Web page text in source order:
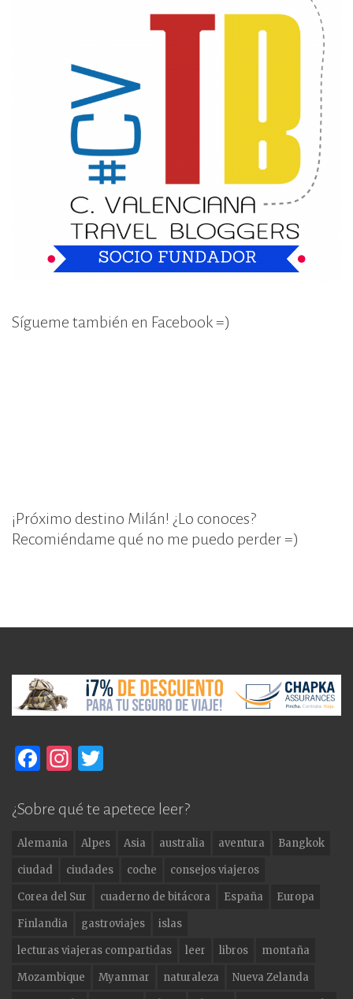
Sígueme también en Facebook =)
¡Próximo destino Milán! ¿Lo conoces?
Recomiéndame qué no me puedo perder =)
F
c
e
b
o
o
k
In
a
g
ra
m
it
te
r
¿Sobre qué te apetece leer?
Alemania Alpes Asia australia aventura
Bangkok
ciudad
ciudades coche
consejos viajeros
Corea del Sur
cuaderno de bitácora España
Europa
Finlandia
gastroviajes
islas
lecturas viajeras compartidas
leer libros
montaña
Mozambique
Myanmar naturaleza
Nueva Zelanda